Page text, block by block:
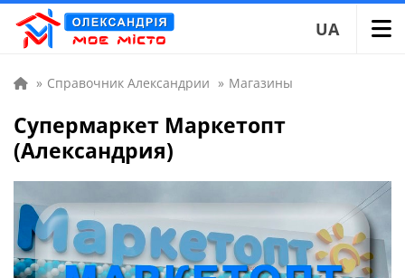
UA
» Справочник Александрии » Магазины
Супермаркет Маркетопт
(Александрия)